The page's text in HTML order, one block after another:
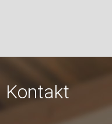
Kontakt